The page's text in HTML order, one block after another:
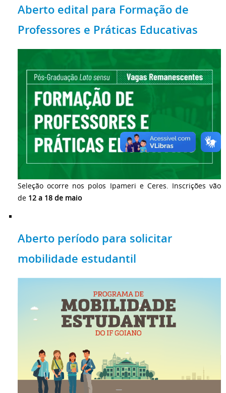
Aberto edital para Formação de
Professores e Práticas Educativas
Seleção ocorre nos polos Ipameri e Ceres. Inscrições vão
de 12 a 18 de maio
Aberto período para solicitar
mobilidade estudantil